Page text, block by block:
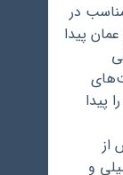
در
پیدا
پیدا
از
و